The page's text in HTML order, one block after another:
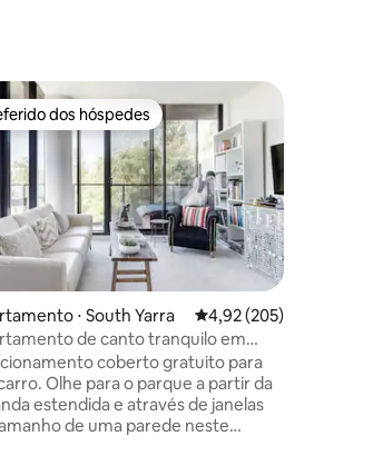
dos hóspedes
dos hóspedes
⋅ South Yarra 4,92 de uma avaliação
4,92 (205)
de canto tranquilo em
Yarra
coberto gratuito para
Olhe para o parque a partir da
estendida e através de janelas
de uma parede neste